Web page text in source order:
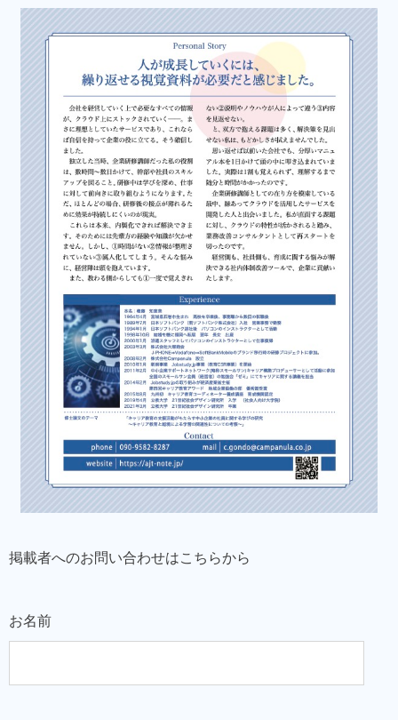
掲載者へのお問い合わせはこちらから
お名前